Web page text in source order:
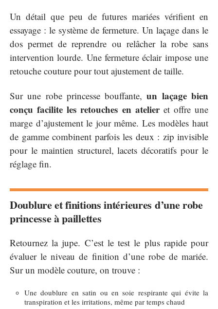
Un détail que peu de futures mariées vérifient en
essayage : le système de fermeture. Un laçage dans le
dos permet de reprendre ou relâcher la robe sans
intervention lourde. Une fermeture éclair impose une
retouche couture pour tout ajustement de taille.
Sur une robe princesse bouffante,un laçage bien
conçu facilite les retouches en atelieret offre une
marge d’ajustement le jour même. Les modèles haut
de gamme combinent parfois les deux : zip invisible
pour le maintien structurel, lacets décoratifs pour le
réglage fin.
Doublure et finitions intérieures d’une robe
princesse à paillettes
Retournez la jupe. C’est le test le plus rapide pour
évaluer le niveau de finition d’une robe de mariée.
Sur un modèle couture, on trouve :
Une doublure en satin ou en soie respirante qui évite la
transpiration et les irritations, même par temps chaud